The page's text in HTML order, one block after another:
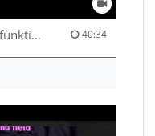
Webinar «EMS-Tool Formularfunktion» 40:34